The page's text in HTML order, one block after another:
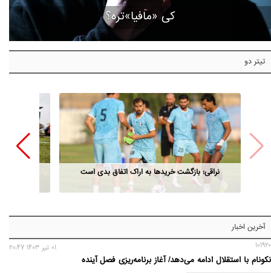
کی «مافیا»تره؟
تیتر دو
نراقی: بازگشت خریدها به اراک اتفاق بدی است
آخرین اخبار
101920
نکونام با استقلال ادامه می‌دهد/ آغاز برنامه‌ریزی فصل آینده
01 تير 1403 20:47